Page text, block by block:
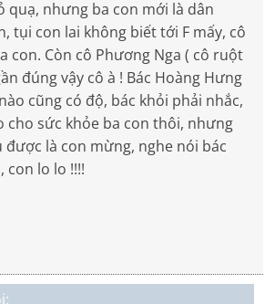
quạ, nhưng ba con mới là dân
tụi con lai không biết tới F mấy, cô
con. Còn cô Phương Nga ( cô ruột
đúng vậy cô à ! Bác Hoàng Hưng
cũng có độ, bác khỏi phải nhắc,
cho sức khỏe ba con thôi, nhưng
được là con mừng, nghe nói bác
con lo lo !!!!